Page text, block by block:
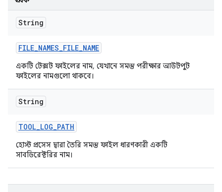
String
FILE_NAMES_FILE_NAME
একটি টেক্সট ফাইলের নাম, যেখানে সমস্ত পরীক্ষার আউটপুট
ফাইলের নামগুলো থাকবে।
String
TOOL_LOG_PATH
হোস্ট প্রসেস দ্বারা তৈরি সমস্ত ফাইল ধারণকারী একটি
সাবডিরেক্টরির নাম।